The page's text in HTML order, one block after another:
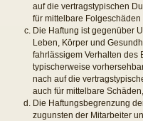
auf die vertragstypischen
für mittelbare
Die Haftung ist gegenüber
Leben, Körper und
fahrlässigem Verhalten des
typischerweise
nach auf die
auch für mittelbare
Die Haftungsbegrenzung
zugunsten der Mitarbeiter